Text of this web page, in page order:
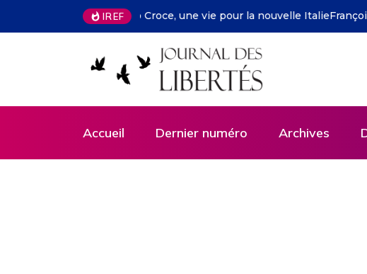
IREF François Facchini – La rhétorique de
Accueil Dernier numéro Archives